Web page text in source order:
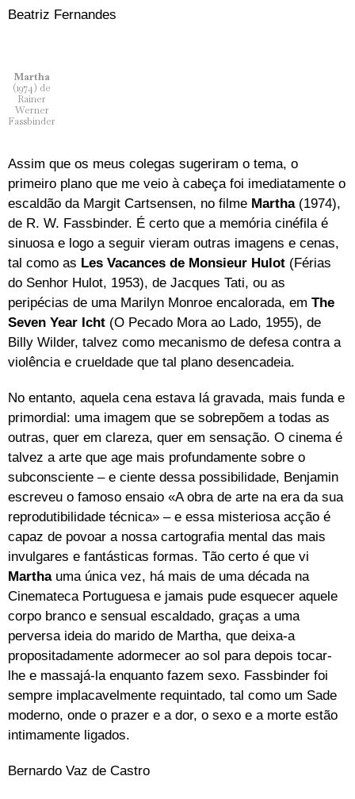
Beatriz Fernandes
Martha
(1974) de
Rainer
Werner
Fassbinder
Assim que os meus colegas sugeriram o tema, o
primeiro plano que me veio à cabeça foi imediatamente o
escaldão da Margit Cartsensen, no filme Martha(1974),
de R. W. Fassbinder. É certo que a memória cinéfila é
sinuosa e logo a seguir vieram outras imagens e cenas,
tal como as Les Vacances de Monsieur Hulot (Férias
do Senhor Hulot, 1953), de Jacques Tati, ou as
peripécias de uma Marilyn Monroe encalorada, em The
Seven Year Icht (O Pecado Mora ao Lado, 1955), de
Billy Wilder, talvez como mecanismo de defesa contra a
violência e crueldade que tal plano desencadeia.
No entanto, aquela cena estava lá gravada, mais funda e
primordial: uma imagem que se sobrepõem a todas as
outras, quer em clareza, quer em sensação. O cinema é
talvez a arte que age mais profundamente sobre o
subconsciente – e ciente dessa possibilidade, Benjamin
escreveu o famoso ensaio «A obra de arte na era da sua
reprodutibilidade técnica» – e essa misteriosa acção é
capaz de povoar a nossa cartografia mental das mais
invulgares e fantásticas formas. Tão certo é que vi
Marthauma única vez, há mais de uma década na
Cinemateca Portuguesa e jamais pude esquecer aquele
corpo branco e sensual escaldado, graças a uma
perversa ideia do marido de Martha, que deixa-a
propositadamente adormecer ao sol para depois tocar-
lhe e massajá-la enquanto fazem sexo. Fassbinder foi
sempre implacavelmente requintado, tal como um Sade
moderno, onde o prazer e a dor, o sexo e a morte estão
intimamente ligados.
Bernardo Vaz de Castro